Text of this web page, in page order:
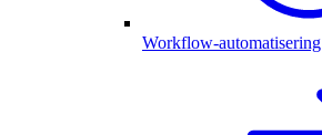
Workflow-automatisering